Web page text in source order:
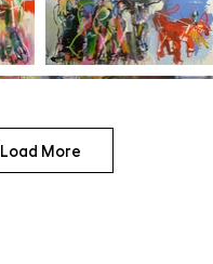
Load More